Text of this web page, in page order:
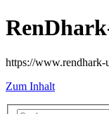
https://www.rendhark-
Zum Inhalt